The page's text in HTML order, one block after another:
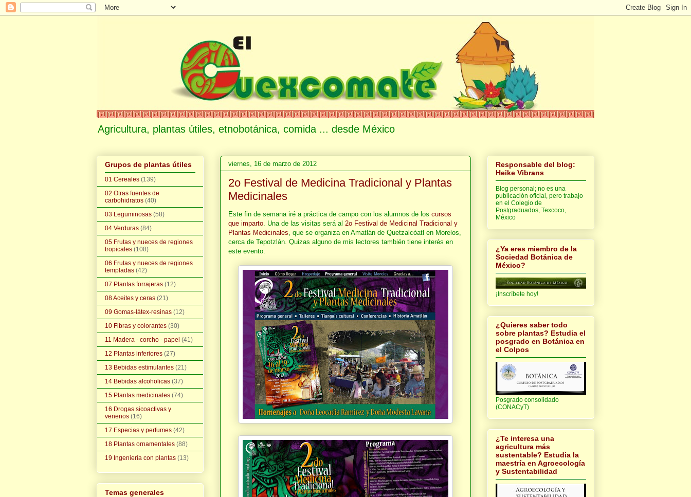
Agricultura, plantas útiles, etnobotánica, comida ... desde México
viernes, 16 de marzo de 2012
2o Festival de Medicina Tradicional y Plantas
Medicinales
Este fin de semana iré a práctica de campo con los alumnos de los cursos
que imparto. Una de las visitas será al 2o Festival de Medicinal Tradicional y
Plantas Medicinales, que se organiza en Amatlán de Quetzalcóatl en Morelos,
cerca de Tepotzlán. Quizas alguno de mis lectores también tiene interés en
este evento.
Grupos de plantas útiles
01 Cereales (139)
02 Otras fuentes de
carbohidratos (40)
03 Leguminosas (58)
04 Verduras (84)
05 Frutas y nueces de regiones
tropicales (108)
06 Frutas y nueces de regiones
templadas (42)
07 Plantas forrajeras (12)
08 Aceites y ceras (21)
09 Gomas-látex-resinas (12)
10 Fibras y colorantes (30)
11 Madera - corcho - papel (41)
12 Plantas inferiores (27)
13 Bebidas estimulantes (21)
14 Bebidas alcoholicas (37)
15 Plantas medicinales (74)
16 Drogas sicoactivas y
venenos (16)
17 Especias y perfumes (42)
18 Plantas ornamentales (88)
19 Ingeniería con plantas (13)
Temas generales
Responsable del blog:
Heike Vibrans
Blog personal; no es una
publicación oficial, pero trabajo
en el Colegio de
Postgraduados, Texcoco,
México
¿Ya eres miembro de la
Sociedad Botánica de
México?
¡Inscríbete hoy!
¿Quieres saber todo
sobre plantas? Estudia el
posgrado en Botánica en
el Colpos
Posgrado consolidado
(CONACyT)
¿Te interesa una
agricultura más
sustentable? Estudia la
maestría en Agroecología
y Sustentabilidad